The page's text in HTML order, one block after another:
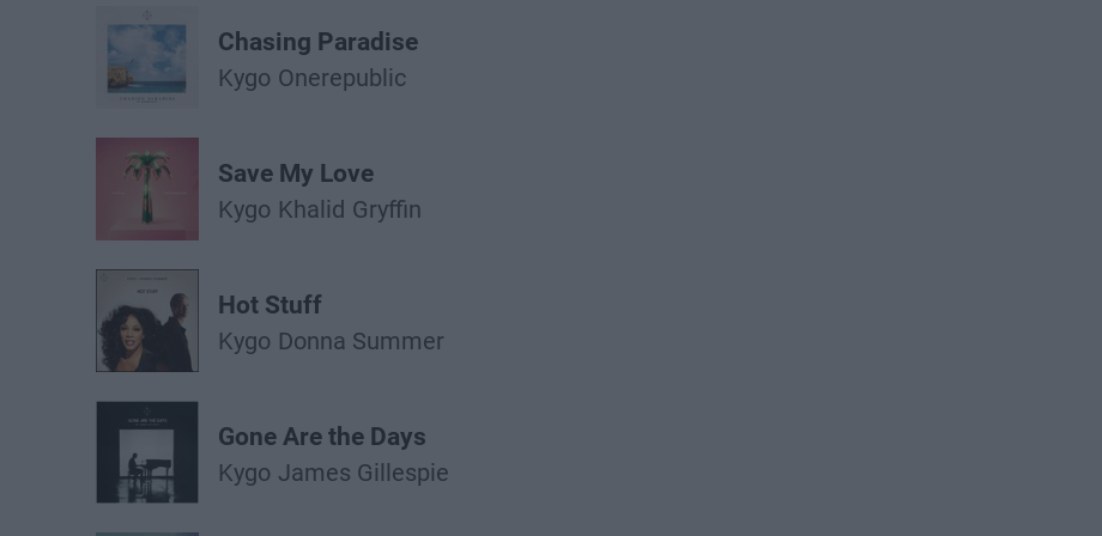
Chasing Paradise
Kygo Onerepublic
Save My Love
Kygo Khalid Gryffin
Hot Stuff
Kygo Donna Summer
Gone Are the Days
Kygo James Gillespie